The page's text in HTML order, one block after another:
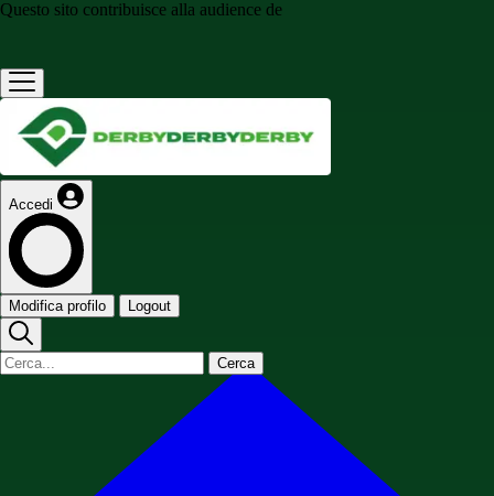
Questo sito contribuisce alla audience de
Accedi
Modifica profilo Logout
Cerca